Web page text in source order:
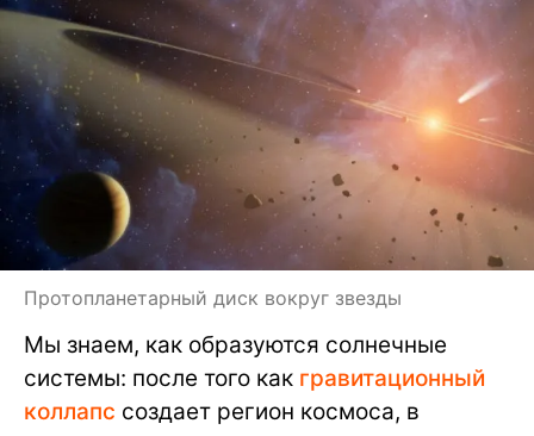
Протопланетарный диск вокруг звезды
Мы знаем, как образуются солнечные
системы: после того как гравитационный
коллапс создает регион космоса, в